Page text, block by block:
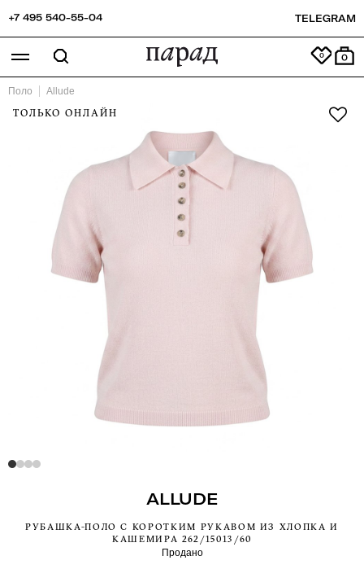
+7 495 540-55-04 TELEGRAM
0
Поло Allude
ТОЛЬКО ОНЛАЙН
ALLUDE
РУБАШКА-ПОЛО С КОРОТКИМ РУКАВОМ ИЗ ХЛОПКА И
КАШЕМИРА 262/15013/60
Продано